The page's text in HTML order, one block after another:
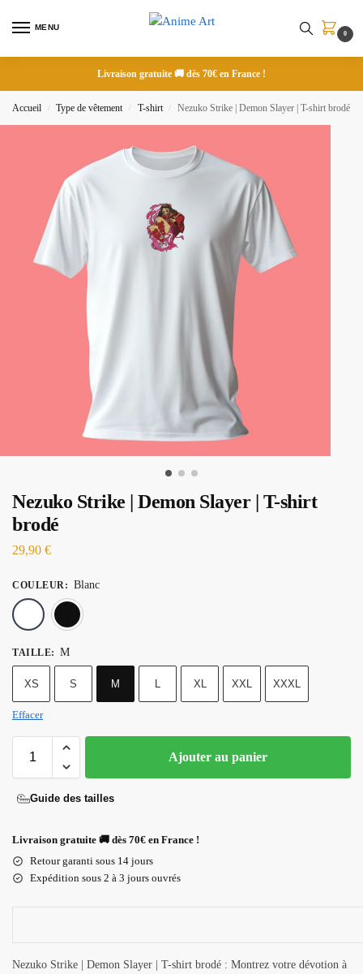
MENU
0
Livraison gratuite 🚚 dès 70€ en France !
Accueil / Type de vêtement / T-shirt / Nezuko Strike | Demon Slayer | T-shirt brodé
Nezuko Strike | Demon Slayer | T-shirt
brodé
29,90 €
COULEUR : Blanc
TAILLE: M
XS S M L XL XXL XXXL
Effacer
Ajouter au panier
Guide des tailles
Livraison gratuite 🚚 dès 70€ en France !
Retour garanti sous 14 jours
Expédition sous 2 à 3 jours ouvrés
Nezuko Strike | Demon Slayer | T-shirt brodé : Montrez votre dévotion à